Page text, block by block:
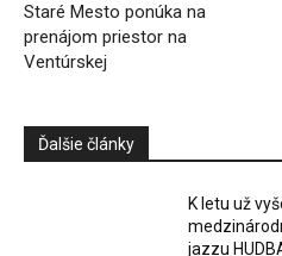
Staré Mesto ponúka na
prenájom priestor na
Ventúrskej
Ďalšie články
K letu už
jazzu